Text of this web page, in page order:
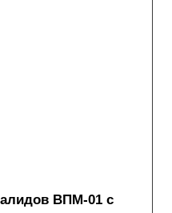
ВПМ-01 с